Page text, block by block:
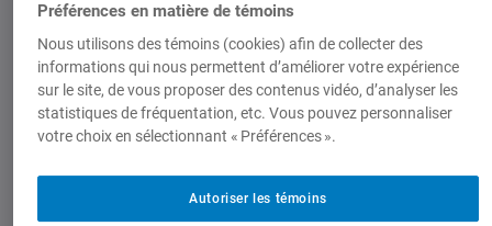
-séance d’information sur les possibilités
de stage et d’emploi
Cette visite s’adresse aux étudiants des
comprendre des étudiants sur le point
Préférences en matière de témoins
Nous utilisons des témoins (cookies) afin de collecter des
informations qui nous permettent d’améliorer votre expérience
sur le site, de vous proposer des contenus vidéo, d’analyser les
statistiques de fréquentation, etc. Vous pouvez personnaliser
votre choix en sélectionnant « Préférences ».
Autoriser les témoins